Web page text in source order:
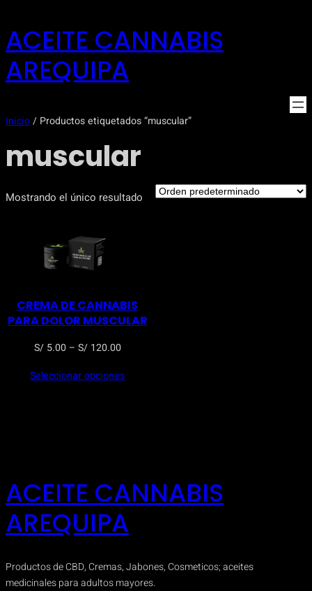
al
contenido
ACEITE CANNABIS
AREQUIPA
Inicio/ Productos etiquetados “muscular”
muscular
Mostrando el único resultado
CREMA DE CANNABIS
PARA DOLOR MUSCULAR
S/5.00 – S/120.00Rango
precios:
Seleccionar opciones
ACEITE CANNABIS
AREQUIPA
Productos de CBD, Cremas, Jabones, Cosmeticos; aceites
medicinales para adultos mayores.